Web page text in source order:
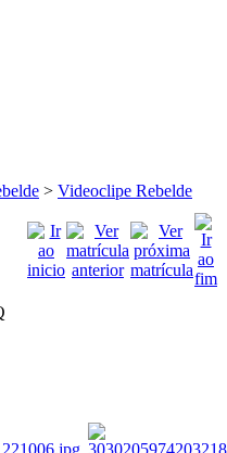
> Videoclipe Rebelde